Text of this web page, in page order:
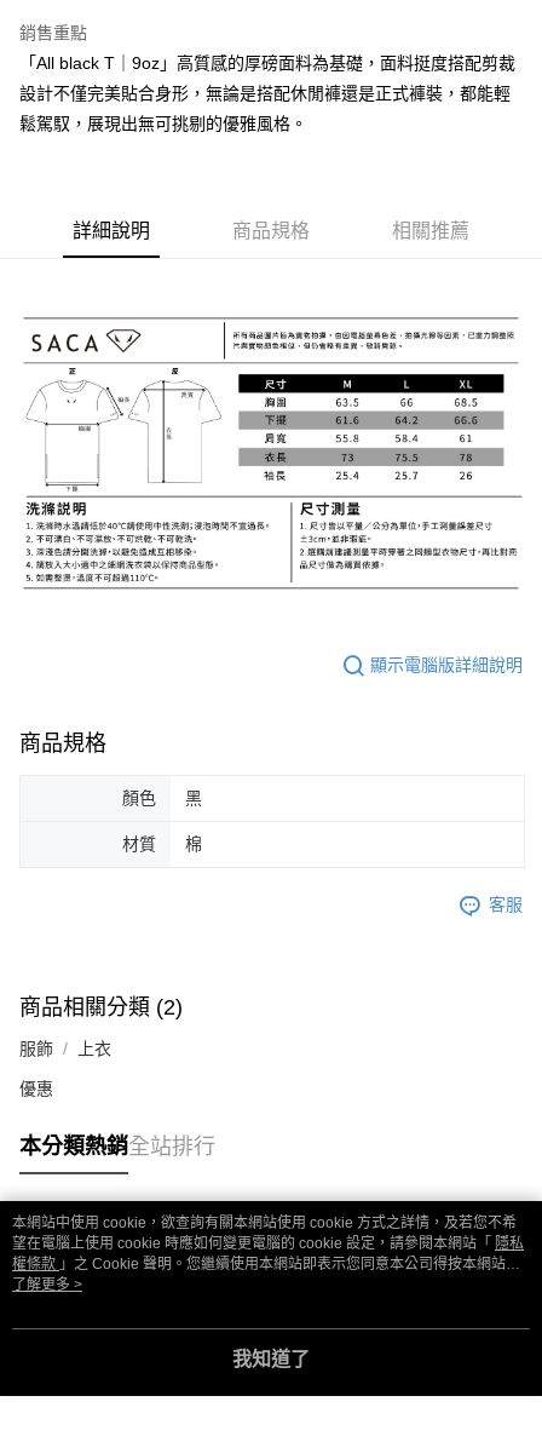
每筆NT$60，滿NT$850(含以上)免運費
宅配
銷售重點
「All black T｜9oz」高質感的厚磅面料為基礎，面料挺度搭配剪裁
設計不僅完美貼合身形，無論是搭配休閒褲還是正式褲裝，都能輕
鬆駕馭，展現出無可挑剔的優雅風格。
詳細說明 商品規格 相關推薦
顯示電腦版詳細說明
商品規格
顏色 黑
材質 棉
客服
商品相關分類 (2)
服飾 上衣
優惠
本分類熱銷全站排行
熱門標籤
本網站中使用 cookie，欲查詢有關本網站使用 cookie 方式之詳情，及若您不希
望在電腦上使用 cookie 時應如何變更電腦的 cookie 設定，請參閱本網站「 隱私
權條款 」之 Cookie 聲明。您繼續使用本網站即表示您同意本公司得按本網站使
用條款之 Cookie 聲明使用 cookie。
了解更多 >
我知道了